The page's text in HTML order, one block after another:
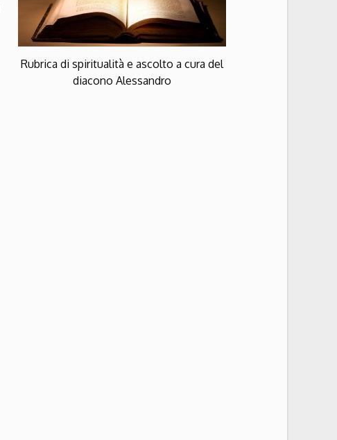
Rubrica di spiritualità e ascolto a cura del
diacono Alessandro